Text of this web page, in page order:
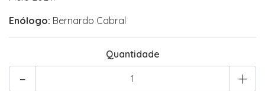
Enólogo: Bernardo Cabral
Quantidade
+
-